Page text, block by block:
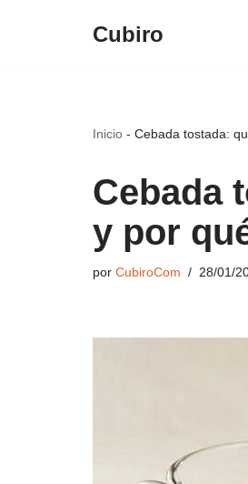
Cubiro
Inicio - Cebada tostada:
Cebada
y por
por CubiroCom 28/01/